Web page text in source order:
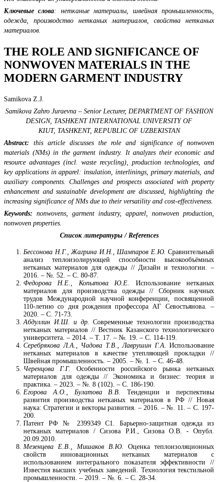
Ключевые слова: нетканые материалы, швейная промышленность,
одежда, производство нетканых материалов, свойства нетканых
материалов.
THE ROLE AND SIGNIFICANCE OF
NONWOVEN MATERIALS IN THE
MODERN GARMENT INDUSTRY
Samikova Z.J.
Samikova Zahro Juraevna – Senior Lecturer, DEPARTMENT OF FASHION
DESIGN, TASHKENT INTERNATIONAL UNIVERSITY OF
KIUT, TASHKENT, REPUBLIC OF UZBEKISTAN
Abstract: this article discusses the role and significance of nonwoven
materials (NMs) in the garment industry. It analyzes their economic and
resource advantages (incl. waste recycling), production technologies, and
key applications in apparel: insulation, interlinings, primary materials, and
auxiliary components. Challenges and prospects associated with property
enhancement and sustainable development are discussed, highlighting the
increasing significance of NMs due to their versatility and cost-effectiveness.
Keywords: nonwovens, garment industry, apparel, nonwoven production,
nonwoven properties.
Список литературы / References
Бессонова Н.Г., Жагрина И.Н., Шампаров Е.Ю. Сравнительный
анализ теплоизолирующей способности высокообъёмных
нетканых материалов для одежды // Дизайн и технологии. –
2016. – №. 52. – С. 80-87.
Федорова Н.Е., Копытова Ю.Е.
Использование нетканых
материалов для производства одежды // Сборник научных
трудов Международной научной конференции, посвященной
110-летию со дня рождения профессора АГ Севостьянова. –
2020. – С. 71-73.
Абдуллин И.Ш. и др.
Современные технологии производства
нетканых материалов // Вестник Казанского технологического
университета. – 2014. – Т. 17. – №. 19. – С. 114-119.
Серебрякова Л.А., Чадова Т.В., Лаврушин Г.А.
Использование
нетканых материалов в качестве утепляющей прокладки //
Швейная промышленность. – 2005. – №. 1. – С. 46-48.
Черенцова Г.Г.
Особенности российского рынка нетканых
материалов для одежды // Экономика и бизнес: теория и
практика. – 2023. – №. 8 (102). – С. 186-190.
Егорова А.О., Булатова В.В.Тенденции и перспективы
развития производства нетканых материалов в РФ // Новая
наука: Стратегии и векторы развития. – 2016. – №. 11. – С. 197-
200.
Патент РФ № 2399349 C1. Барьерно-защитная одежда из
нетканых материалов / Сизова Р.И., Сизова О.В. - Опубл.
20.09.2010.
Мезенцева Е.В., Мишаков В.Ю.
Оценка теплоизоляционных
свойcтв инновационных нетканых материалов с
использованием интегрального показателя эффективности //
Известия высших учебных заведений. Технология текстильной
промышленности. – 2019. – №. 6. – С. 28-34.